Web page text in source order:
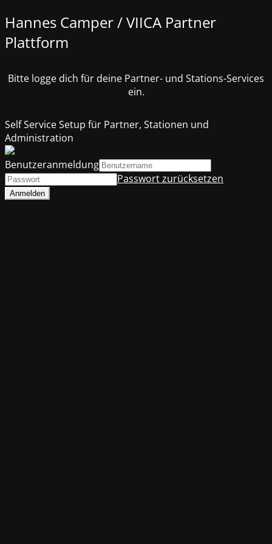
Hannes Camper / VIICA Partner
Plattform
Bitte logge dich für deine Partner- und Stations-Services
ein.
Self Service Setup für Partner, Stationen und
Administration
Benutzeranmeldung
Passwort zurücksetzen